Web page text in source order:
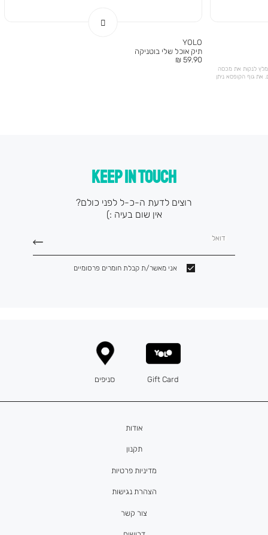
לנקות את מכסה
את גוף הקופסא ניתן
YOLO
תיק אוכל שלי בוטניקה
מחיר
59.90 ₪
KEEP IN TOUCH
רוצים לדעת ה-כ-ל לפני כולם?
אין שום בעיה :)
דואל
אני מאשר/ת קבלת חומרים פרסומיים
אודות
תקנון
מדיניות פרטיות
הצהרת נגישות
צור קשר
Gift Card סניפים